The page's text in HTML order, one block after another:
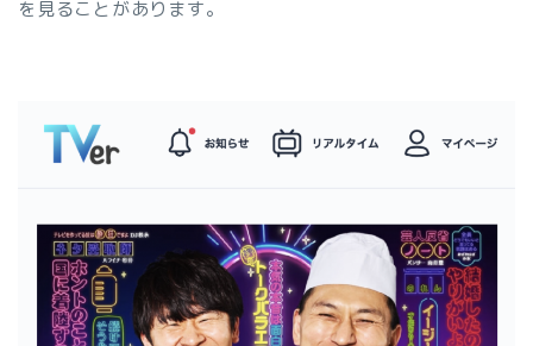
を見ることがあります。